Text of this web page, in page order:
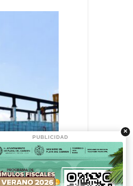
×
PUBLICIDAD